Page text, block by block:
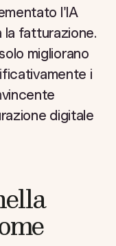
l'IA
la fatturazione.
migliorano
i
digitale